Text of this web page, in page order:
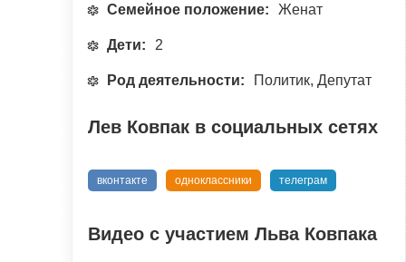
Семейное положение: Женат
Дети: 2
Род деятельности: Политик, Депутат
Лев Ковпак в социальных сетях
вконтакте одноклассники телеграм
Видео с участием Льва Ковпака